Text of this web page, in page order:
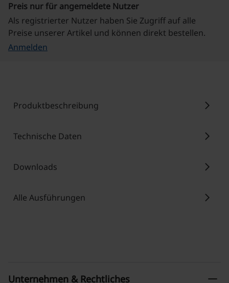
Preis nur für angemeldete Nutzer
Als registrierter Nutzer haben Sie Zugriff auf alle
Preise unserer Artikel und können direkt bestellen.
Anmelden
Produktbeschreibung chevron_right
Technische Daten chevron_right
Downloads chevron_right
Alle Ausführungen chevron_right
Unternehmen & Rechtliches remove